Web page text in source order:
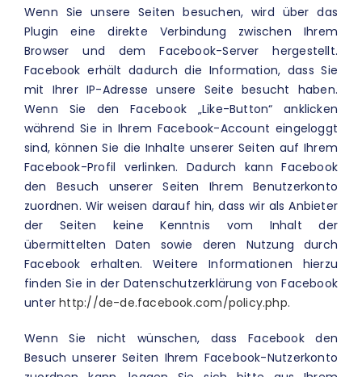
Wenn Sie unsere Seiten besuchen, wird über das
Plugin eine direkte Verbindung zwischen Ihrem
Browser und dem Facebook-Server hergestellt.
Facebook erhält dadurch die Information, dass Sie
mit Ihrer IP-Adresse unsere Seite besucht haben.
Wenn Sie den Facebook „Like-Button“ anklicken
während Sie in Ihrem Facebook-Account eingeloggt
sind, können Sie die Inhalte unserer Seiten auf Ihrem
Facebook-Profil verlinken. Dadurch kann Facebook
den Besuch unserer Seiten Ihrem Benutzerkonto
zuordnen. Wir weisen darauf hin, dass wir als Anbieter
der Seiten keine Kenntnis vom Inhalt der
übermittelten Daten sowie deren Nutzung durch
Facebook erhalten. Weitere Informationen hierzu
finden Sie in der Datenschutzerklärung von Facebook
unterhttp://de-de.facebook.com/policy.php.
Wenn Sie nicht wünschen, dass Facebook den
Besuch unserer Seiten Ihrem Facebook-Nutzerkonto